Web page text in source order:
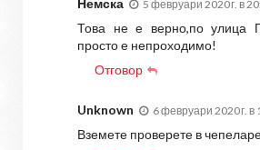
Немска 5 февруари 2020 г. в
Това не е верно,по улица
просто е непроходимо!
Отговор
Unknown 6 февруари 2020 г. в
Вземете проверете в